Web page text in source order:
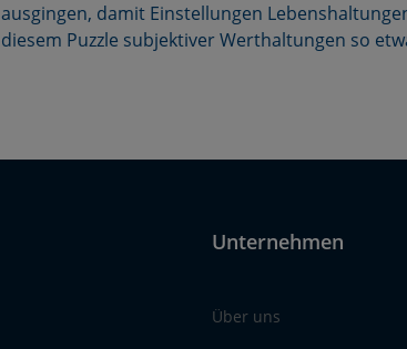
ausgingen, damit Einstellungen
diesem Puzzle subjektiver Werthaltungen so
Unternehmen
Über uns